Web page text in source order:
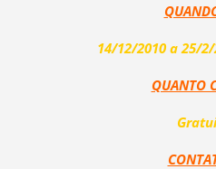
14/12/2010 a 25/
QUANTO